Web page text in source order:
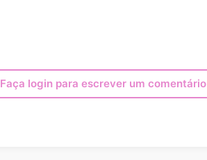
Faça login para escrever um comentário